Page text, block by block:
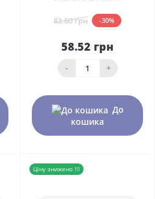
83.60 грн -30%
58.52 грн
- +
До
кошика
Ціну знижено !!!